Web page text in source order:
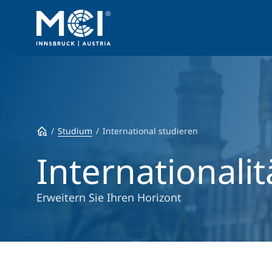
Studium International studieren
Erweitern Sie Ihren Horizont